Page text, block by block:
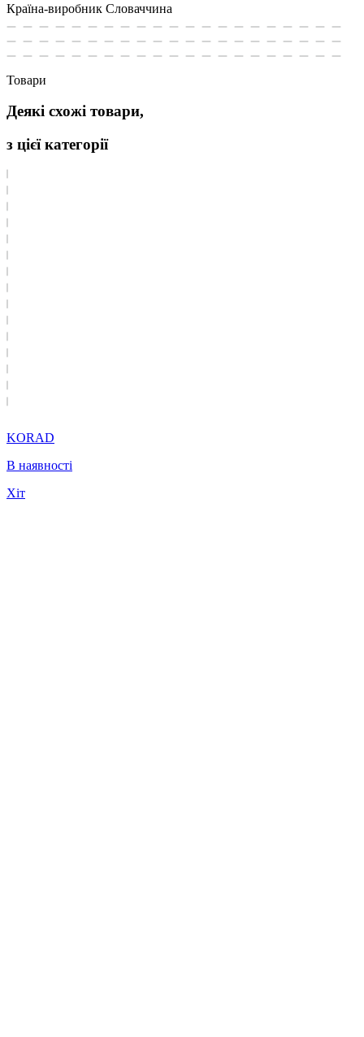
Країна-виробник Словаччина
Товари
Деякі схожі товари,
з цієї категорії
KORAD
В наявності
Хіт